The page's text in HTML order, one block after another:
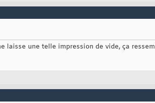
laisse une telle impression de vide, ça